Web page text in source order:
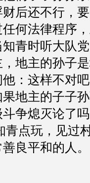
后还不行，
何法律程序
青时听大队
地主的孙子
：这样不对
地主的子子
争熄灭论了
青点玩，见过
良平和的人。